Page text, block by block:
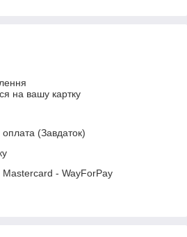
на вашу картку
(Завдаток)
- WayForPay